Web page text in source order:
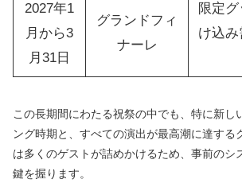
2027年1
月から3
月31日
グランドフィ
ナーレ
限定
け込
この長期間にわたる祝祭の中でも、特に新し
ング時期と、すべての演出が最高潮に達する
は多くのゲストが詰めかけるため、事前のシ
鍵を握ります。